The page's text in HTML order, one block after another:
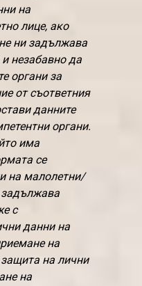
на
лице, ако
ни задължава
незабавно да
органи за
от съответния
данните
органи.
има
се
на малолетни/
задължава
с
данни на
на
на лични
на